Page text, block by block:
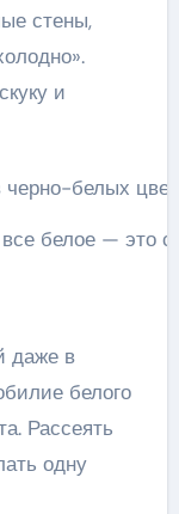
стены,
и
белое — это
даже в
белого
Рассеять
одну